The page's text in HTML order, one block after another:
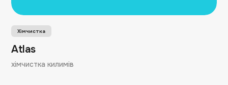
Хімчистка
Atlas
хімчистка килимів